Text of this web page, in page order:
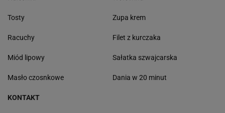
Tosty
Racuchy
Miód lipowy
Masło czosnkowe
Zupa krem
Filet z kurczaka
Sałatka szwajcarska
Dania w 20 minut
KONTAKT